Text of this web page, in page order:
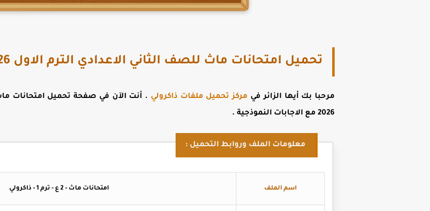
تحميل امتحانات ماث للصف الثاني الاعدادي الترم الاول 2026
مرحبا بك أيها الزائر في مركز تحميل ملفات ذاكرولي . أنت الآن في صفحة تحميل امتحانات
2026 مع الاجابات النموذجية
.
معلومات الملف وروابط التحميل :
اسم الملف امتحانات ماث - 2 ع - ترم 1 - ذاكرولي